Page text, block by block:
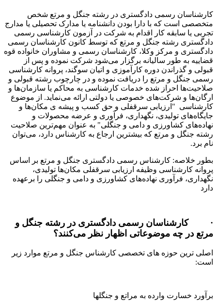
کارشناسان رسمی دادگستری در رشته جنگل و مرتع شخص
متخصصی است که با دارا بودن دانشنامه یا مدارک تحصیلی یا مدارج
تجربی یا سابقه کار اقدام به شرکت در آزمون کارشناسی رسمی
دادگستری رشته جنگل و مرتع که توسط کانون کارشناسان رسمی
دادگستری و مرکز وکلا، کارشناسان رسمی و مشاوران خانواده قوه
قضاییه به طور سالیانه برگزار می‌شود شرکت نموده و پس از
قبولی و گذراندن دوره کارآموزی و اتیان سوگند، پروانه کارشناسی
رسمی جنگل و مرتع را دریافت نموده و در چارچوب رشته قبولی و
صلاحیت‌ها احراز شده خدمات کارشناسی به محاکم یا سازمان‌ها و
ارگان‌ها و شرکت‌های خصوصی یا دولتی ارائه می‌نماید. از موضوع
کارشناسی "ارزیابی سرقفلی و حق کسب و پیشه ی مکان‌ها و
جایگاه‌های تولیدی، نگهداری، فرآوری و عرضه محصولات و
نهاده‌های کشاورزی و دامی و جنگلی" به عنوان مهم‌ترین صلاحیت
رشته جنگل و مرتع که بیشترین ارجاع به کارشناس دارد، می‌توان
نام برد.
بطور خلاصه: کارشناس رسمی دادگستری جنگل و مرتع بر اساس
پروانه کارشناسی وظیفه ارزیابی سرقفلی مکان‌ها تولیدی،
نگهداری، فرآوری نهاده‌های کشاورزی و دامی و جنگلی را برعهده
دارد
· کارشناسان رسمی دادگستری در رشته جنگل و
مرتع در چه موضوعاتی اظهار نظر می‌کنند؟
اصلی ترین حوزه های تخصصی کارشناس جنگل و مرتع موارد زیر
است:
برآورد خسارت وارده به مراتع و جنگلها